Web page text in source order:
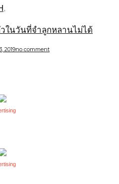
,
วในวันที่จำลูกหลานไม่ได้
2019no comment